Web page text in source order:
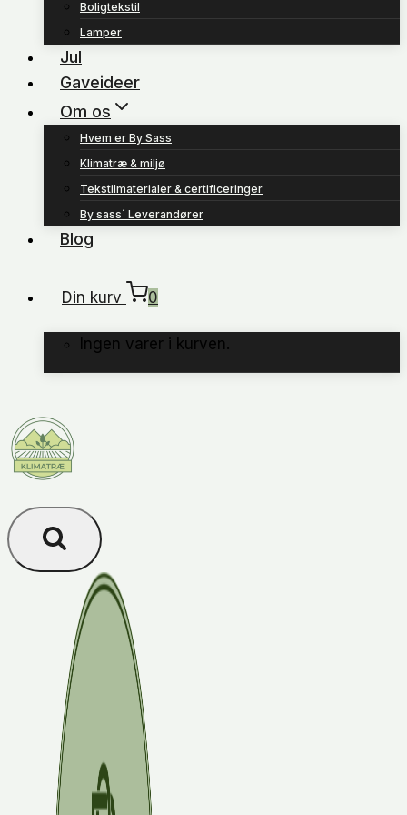
Boligtekstil
Lamper
Jul
Gaveideer
Om os
Hvem er By Sass
Klimatræ & miljø
Tekstilmaterialer & certificeringer
By sass´ Leverandører
Blog
Din kurv 0
Ingen varer i kurven.